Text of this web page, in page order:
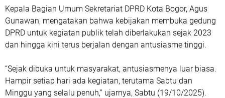
Kepala Bagian Umum Sekretariat DPRD Kota Bogor, Agus
Gunawan, mengatakan bahwa kebijakan membuka gedung
DPRD untuk kegiatan publik telah diberlakukan sejak 2023
dan hingga kini terus berjalan dengan antusiasme tinggi.
“Sejak dibuka untuk masyarakat, antusiasmenya luar biasa.
Hampir setiap hari ada kegiatan, terutama Sabtu dan
Minggu yang selalu penuh,” ujarnya, Sabtu (19/10/2025).